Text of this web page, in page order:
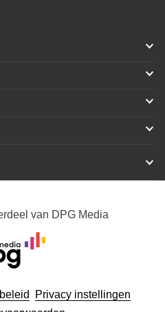
van DPG Media
Privacy instellingen